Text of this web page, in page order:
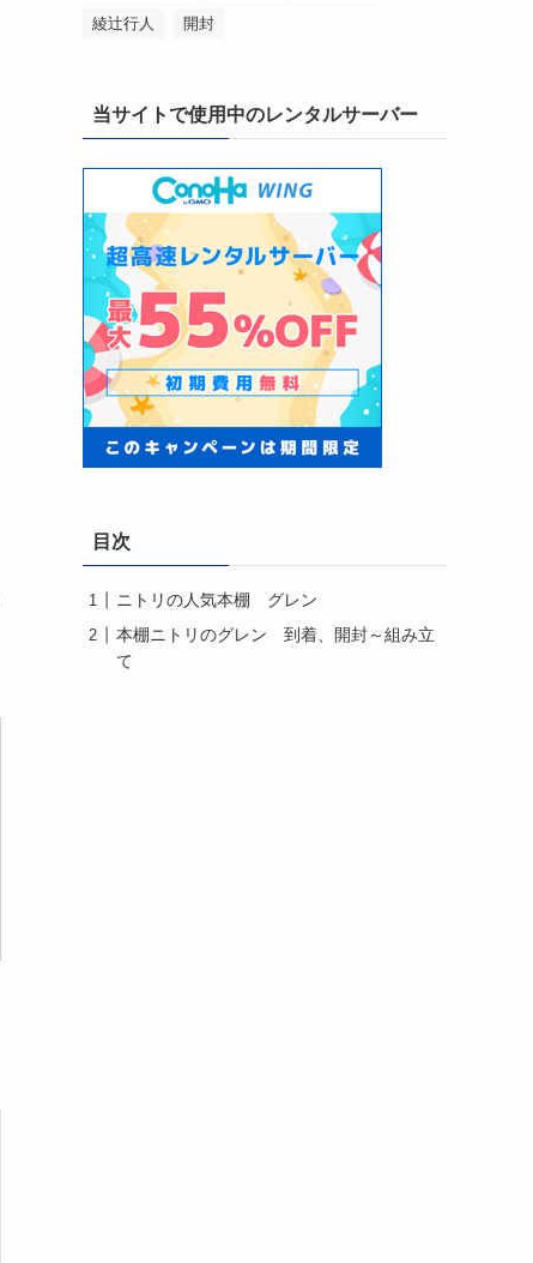
綾辻行人 開封
当サイトで使用中のレンタルサーバー
目次
ニトリの人気本棚 グレン
本棚ニトリのグレン 到着、開封～組み立
て